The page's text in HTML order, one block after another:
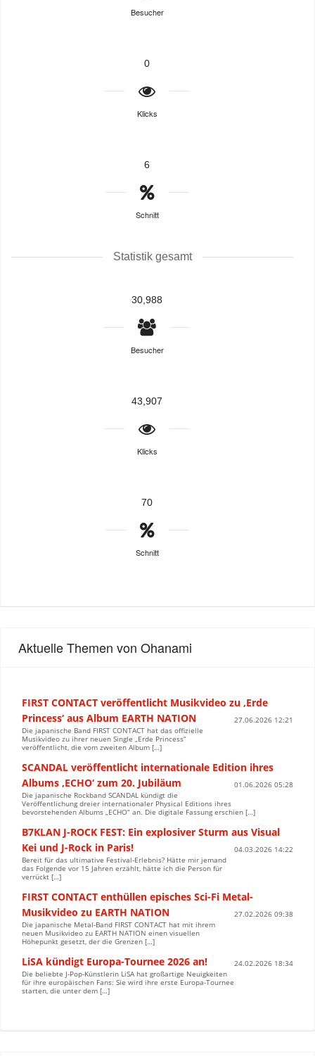
Besucher
0
Klicks
6
Schnitt
Statistik gesamt
30,988
Besucher
43,907
Klicks
70
Schnitt
Aktuelle Themen von Ohanami
FIRST CONTACT veröffentlicht Musikvideo zu ‚Erde
Princess‘ aus Album EARTH NATION
27.06.2026 12:21
Die japanische Band FIRST CONTACT hat das offizielle
Musikvideo zu ihrer neuen Single „Erde Princess“
veröffentlicht, die vom zweiten Album […]
SCANDAL veröffentlicht internationale Edition ihres
Albums ‚ECHO‘ zum 20. Jubiläum
01.06.2026 05:28
Die japanische Rockband SCANDAL kündigt die
Veröffentlichung dreier internationaler Physical Editions ihres
bevorstehenden Albums „ECHO“ an. Die digitale Fassung erschien […]
B7KLAN J-ROCK FEST: Ein explosiver Sturm aus Visual
Kei und J-Rock in Paris!
04.03.2026 14:22
Bereit für das ultimative Festival-Erlebnis? Hätte mir jemand
das Folgende vor 15 Jahren erzählt, hätte ich die Person für
verrückt […]
FIRST CONTACT enthüllen episches Sci-Fi Metal-
Musikvideo zu EARTH NATION
27.02.2026 09:38
Die japanische Metal-Band FIRST CONTACT hat mit ihrem
neuen Musikvideo zu EARTH NATION einen visuellen
Höhepunkt gesetzt, der die Grenzen […]
LiSA kündigt Europa-Tournee 2026 an!
24.02.2026 18:34
Die beliebte J-Pop-Künstlerin LiSA hat großartige Neuigkeiten
für ihre europäischen Fans: Sie wird ihre erste Europa-Tournee
starten, die unter dem […]